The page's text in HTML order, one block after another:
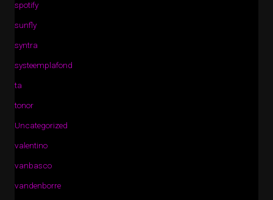
spotify
sunfly
syntra
systeemplafond
ta
tonor
Uncategorized
valentino
vanbasco
vandenborre